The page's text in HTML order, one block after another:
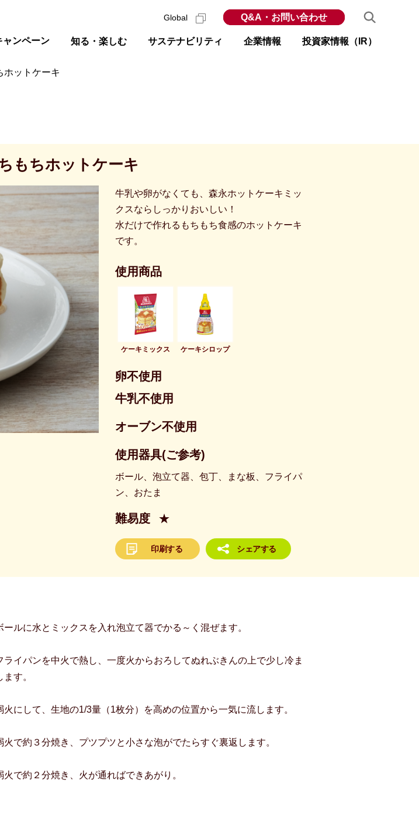
ャンペーン 知る・楽しむ サステナビリティ 企業情報 投資家情報（IR）
Global Q&A・お問い合わせ
ホットケーキ
もちホットケーキ
牛乳や卵がなくても、森永ホットケーキミッ
クスならしっかりおいしい！
水だけで作れるもちもち食感のホットケーキ
です。
使用商品
ケーキミックス ケーキシロップ
卵不使用
牛乳不使用
オーブン不使用
使用器具(ご参考)
ボール、泡立て器、包丁、まな板、フライパ
ン、おたま
難易度 ★
印刷する シェアする
ールに水とミックスを入れ泡立て器でかる～く混ぜます。
ライパンを中火で熱し、一度火からおろしてぬれぶきんの上で少し冷ま
ます。
火にして、生地の1/3量（1枚分）を高めの位置から一気に流します。
火で約３分焼き、プツプツと小さな泡がでたらすぐ裏返します。
火で約２分焼き、火が通ればできあがり。